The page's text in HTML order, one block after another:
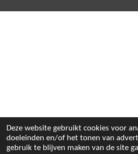
Deze website gebruikt cookies voor
doeleinden en/of het tonen van
gebruik te blijven maken van de site